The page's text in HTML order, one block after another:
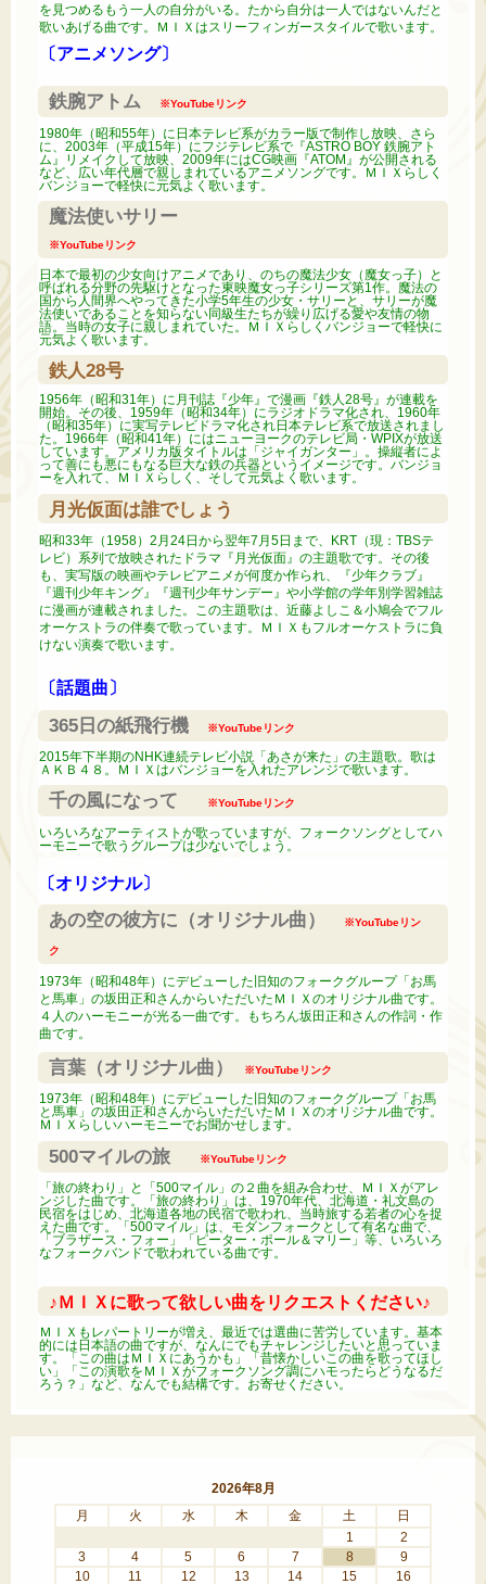
を見つめるもう一人の自分がいる。たから自分は一人ではないんだと
歌いあげる曲です。ＭＩＸはスリーフィンガースタイルで歌います。
〔アニメソング〕
鉄腕アトム ※YouTubeリンク
1980年（昭和55年）に日本テレビ系がカラー版で制作し放映、さら
に、2003年（平成15年）にフジテレビ系で『ASTRO BOY 鉄腕アト
ム』リメイクして放映、2009年にはCG映画『ATOM』が公開される
など、広い年代層で親しまれているアニメソングです。ＭＩＸらしく
バンジョーで軽快に元気よく歌います。
魔法使いサリー
※YouTubeリンク
日本で最初の少女向けアニメであり、のちの魔法少女（魔女っ子）と
呼ばれる分野の先駆けとなった東映魔女っ子シリーズ第1作。魔法の
国から人間界へやってきた小学5年生の少女・サリーと、サリーが魔
法使いであることを知らない同級生たちが繰り広げる愛や友情の物
語。当時の女子に親しまれていた。ＭＩＸらしくバンジョーで軽快に
元気よく歌います。
鉄人28号
1956年（昭和31年）に月刊誌『少年』で漫画『鉄人28号』が連載を
開始。その後、1959年（昭和34年）にラジオドラマ化され、1960年
（昭和35年）に実写テレビドラマ化され日本テレビ系で放送されまし
た。1966年（昭和41年）にはニューヨークのテレビ局・WPIXが放送
しています。アメリカ版タイトルは「ジャイガンター」。操縦者によ
って善にも悪にもなる巨大な鉄の兵器というイメージです。バンジョ
ーを入れて、ＭＩＸらしく、そして元気よく歌います。
月光仮面は誰でしょう
昭和33年（1958）2月24日から翌年7月5日まで、KRT（現：TBSテ
レビ）系列で放映されたドラマ『月光仮面』の主題歌です。その後
も、実写版の映画やテレビアニメが何度か作られ、『少年クラブ』
『週刊少年キング』『週刊少年サンデー』や小学館の学年別学習雑誌
に漫画が連載されました。この主題歌は、近藤よしこ＆小鳩会でフル
オーケストラの伴奏で歌っています。ＭＩＸもフルオーケストラに負
けない演奏で歌います。
〔話題曲〕
365日の紙飛行機 ※YouTubeリンク
2015年下半期のNHK連続テレビ小説「あさが来た」の主題歌。歌は
ＡＫＢ４８。ＭＩＸはバンジョーを入れたアレンジで歌います。
千の風になって ※YouTubeリンク
いろいろなアーティストが歌っていますが、フォークソングとしてハ
ーモニーで歌うグループは少ないでしょう。
〔オリジナル〕
あの空の彼方に（オリジナル曲） ※YouTubeリン
ク
1973年（昭和48年）にデビューした旧知のフォークグループ「お馬
と馬車」の坂田正和さんからいただいたＭＩＸのオリジナル曲です。
４人のハーモニーが光る一曲です。もちろん坂田正和さんの作詞・作
曲です。
言葉（オリジナル曲） ※YouTubeリンク
1973年（昭和48年）にデビューした旧知のフォークグループ「お馬
と馬車」の坂田正和さんからいただいたＭＩＸのオリジナル曲です。
ＭＩＸらしいハーモニーでお聞かせします。
500マイルの旅 ※YouTubeリンク
「旅の終わり」と「500マイル」の２曲を組み合わせ、ＭＩＸがアレ
ンジした曲です。「旅の終わり」は、1970年代、北海道・礼文島の
民宿をはじめ、北海道各地の民宿で歌われ、当時旅する若者の心を捉
えた曲です。「500マイル」は、モダンフォークとして有名な曲で、
「ブラザース・フォー」「ピーター・ポール＆マリー」等、いろいろ
なフォークバンドで歌われている曲です。
♪ＭＩＸに歌って欲しい曲をリクエストください♪
ＭＩＸもレパートリーが増え、最近では選曲に苦労しています。基本
的には日本語の曲ですが、なんにでもチャレンジしたいと思っていま
す。「この曲はＭＩＸにあうかも」「昔懐かしいこの曲を歌ってほし
い」「この演歌をＭＩＸがフォークソング調にハモったらどうなるだ
ろう？」など、なんでも結構です。お寄せください。
2026年8月
月
火 水 木 金 土
日
1
2
3
4 5 6 7 8
9
10
11 12 13 14 15 16